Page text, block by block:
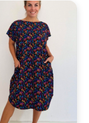
Velikost:44-50